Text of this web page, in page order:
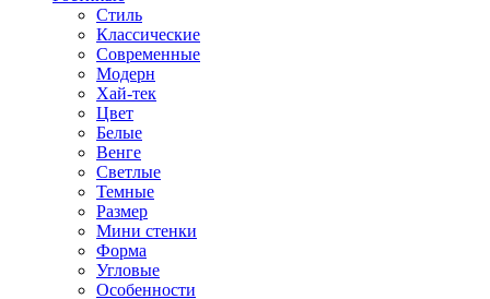
Стиль
Классические
Современные
Модерн
Хай-тек
Цвет
Белые
Венге
Светлые
Темные
Размер
Мини стенки
Форма
Угловые
Особенности